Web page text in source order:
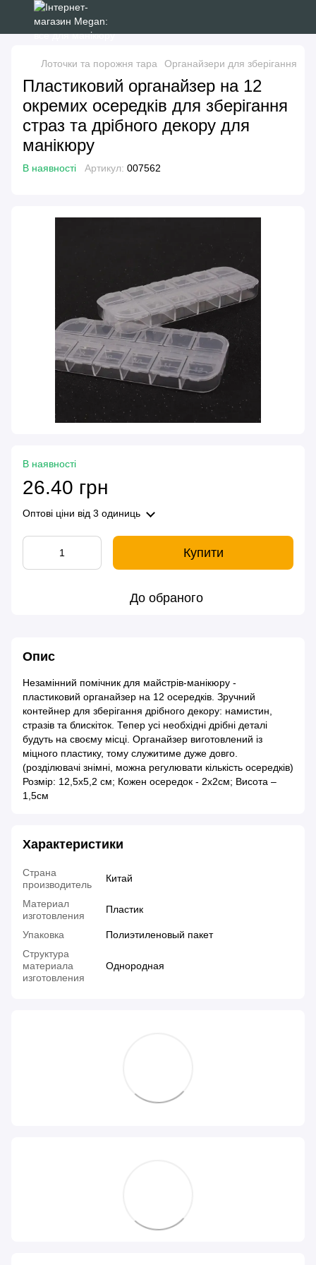
Лоточки та порожня тара Органайзери для зберігання
Пластиковий органайзер на 12
окремих осередків для зберігання
страз та дрібного декору для
манікюру
В наявності Артикул: 007562
В наявності
26.40 грн
Оптові ціни від 3 одиниць
Купити
До обраного
Опис
Незамінний помічник для майстрів-манікюру -
пластиковий органайзер на 12 осередків. Зручний
контейнер для зберігання дрібного декору: намистин,
стразів та блискіток. Тепер усі необхідні дрібні деталі
будуть на своєму місці. Органайзер виготовлений із
міцного пластику, тому служитиме дуже довго.
(розділювачі знімні, можна регулювати кількість осередків)
Розмір: 12,5х5,2 см; Кожен осередок - 2х2см; Висота –
1,5см
Характеристики
Страна
производитель
Китай
Материал
изготовления
Пластик
Упаковка
Полиэтиленовый пакет
Структура
материала
изготовления
Однородная